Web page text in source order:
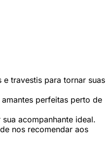
e travestis para tornar suas
perfeitas perto de
acompanhante ideal.
nos recomendar aos